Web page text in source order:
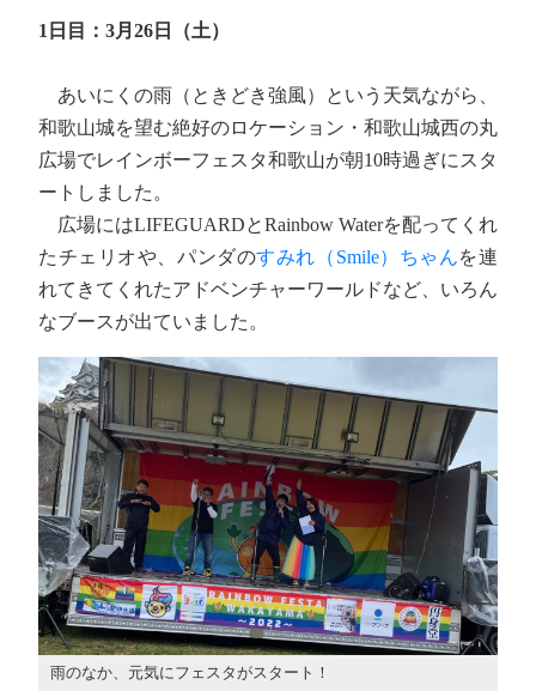
1日目：3月26日（土）
あいにくの雨（ときどき強風）という天気ながら、
和歌山城を望む絶好のロケーション・和歌山城西の丸
広場でレインボーフェスタ和歌山が朝10時過ぎにスタ
ートしました。
広場にはLIFEGUARDとRainbow Waterを配ってくれ
たチェリオや、パンダのすみれ（Smile）ちゃんを連
れてきてくれたアドベンチャーワールドなど、いろん
なブースが出ていました。
雨のなか、元気にフェスタがスタート！